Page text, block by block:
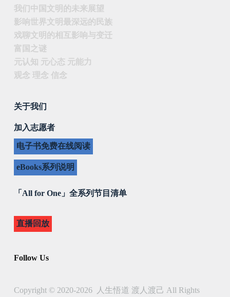
我们中国文明的未来展望
影响世界文明最深远的民族
戏聊文明的相互影响与变迁
富国之谜
元认知 元心态 元能力
观念 理念 信念
关于我们
加入志愿者
电子书免费在线阅读
eBooks系列说明
「All for One」全系列节目清单
直播回放
Follow Us
Copyright © 2020-2026 人生悟道 渡人渡己 All Rights